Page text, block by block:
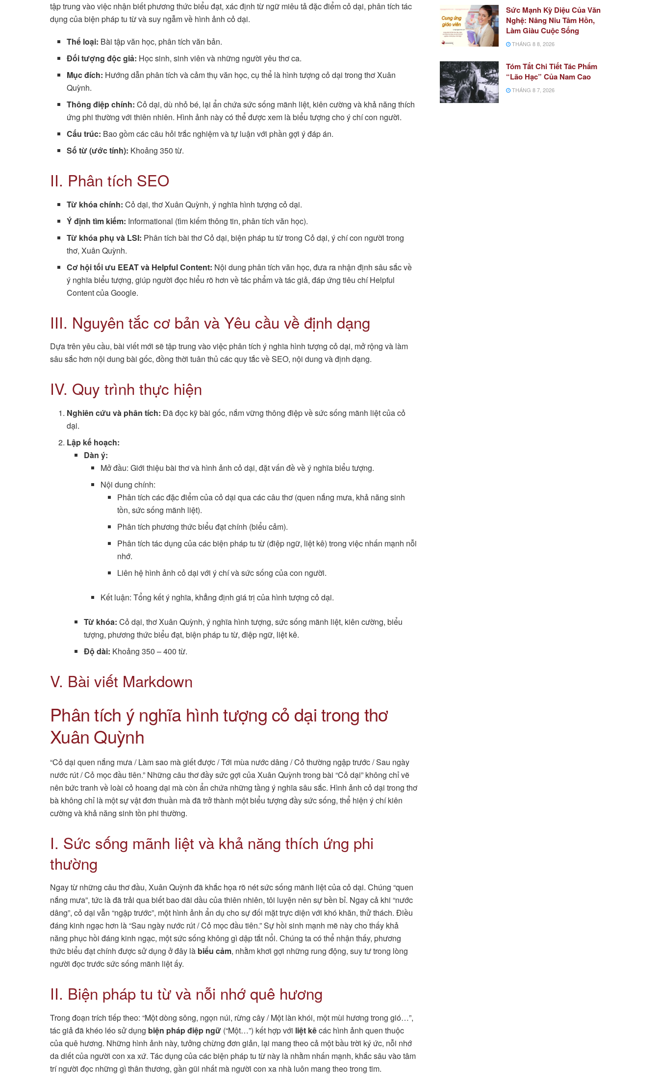
tập trung vào việc nhận biết phương thức biểu đạt, xác định từ ngữ miêu tả đặc điểm cỏ dại, phân tích tác
dụng của biện pháp tu từ và suy ngẫm về hình ảnh cỏ dại.
Thể loại: Bài tập văn học, phân tích văn bản.
Đối tượng độc giả: Học sinh, sinh viên và những người yêu thơ ca.
Mục đích: Hướng dẫn phân tích và cảm thụ văn học, cụ thể là hình tượng cỏ dại trong thơ Xuân
Quỳnh.
Thông điệp chính: Cỏ dại, dù nhỏ bé, lại ẩn chứa sức sống mãnh liệt, kiên cường và khả năng thích
ứng phi thường với thiên nhiên. Hình ảnh này có thể được xem là biểu tượng cho ý chí con người.
Cấu trúc: Bao gồm các câu hỏi trắc nghiệm và tự luận với phần gợi ý đáp án.
Số từ (ước tính): Khoảng 350 từ.
II. Phân tích SEO
Từ khóa chính: Cỏ dại, thơ Xuân Quỳnh, ý nghĩa hình tượng cỏ dại.
Ý định tìm kiếm: Informational (tìm kiếm thông tin, phân tích văn học).
Từ khóa phụ và LSI: Phân tích bài thơ Cỏ dại, biện pháp tu từ trong Cỏ dại, ý chí con người trong
thơ, Xuân Quỳnh.
Cơ hội tối ưu EEAT và Helpful Content: Nội dung phân tích văn học, đưa ra nhận định sâu sắc về
ý nghĩa biểu tượng, giúp người đọc hiểu rõ hơn về tác phẩm và tác giả, đáp ứng tiêu chí Helpful
Content của Google.
III. Nguyên tắc cơ bản và Yêu cầu về định dạng
Dựa trên yêu cầu, bài viết mới sẽ tập trung vào việc phân tích ý nghĩa hình tượng cỏ dại, mở rộng và làm
sâu sắc hơn nội dung bài gốc, đồng thời tuân thủ các quy tắc về SEO, nội dung và định dạng.
IV. Quy trình thực hiện
Nghiên cứu và phân tích: Đã đọc kỹ bài gốc, nắm vững thông điệp về sức sống mãnh liệt của cỏ
dại.
Lập kế hoạch:
Dàn ý:
Mở đầu: Giới thiệu bài thơ và hình ảnh cỏ dại, đặt vấn đề về ý nghĩa biểu tượng.
Nội dung chính:
Phân tích các đặc điểm của cỏ dại qua các câu thơ (quen nắng mưa, khả năng sinh
tồn, sức sống mãnh liệt).
Phân tích phương thức biểu đạt chính (biểu cảm).
Phân tích tác dụng của các biện pháp tu từ (điệp ngữ, liệt kê) trong việc nhấn mạnh nỗi
nhớ.
Liên hệ hình ảnh cỏ dại với ý chí và sức sống của con người.
Kết luận: Tổng kết ý nghĩa, khẳng định giá trị của hình tượng cỏ dại.
Từ khóa: Cỏ dại, thơ Xuân Quỳnh, ý nghĩa hình tượng, sức sống mãnh liệt, kiên cường, biểu
tượng, phương thức biểu đạt, biện pháp tu từ, điệp ngữ, liệt kê.
Độ dài: Khoảng 350 – 400 từ.
V. Bài viết Markdown
Phân tích ý nghĩa hình tượng cỏ dại trong thơ
Xuân Quỳnh
“Cỏ dại quen nắng mưa / Làm sao mà giết được / Tới mùa nước dâng / Cỏ thường ngập trước / Sau ngày
nước rút / Cỏ mọc đầu tiên.” Những câu thơ đầy sức gợi của Xuân Quỳnh trong bài “Cỏ dại” không chỉ vẽ
nên bức tranh về loài cỏ hoang dại mà còn ẩn chứa những tầng ý nghĩa sâu sắc. Hình ảnh cỏ dại trong thơ
bà không chỉ là một sự vật đơn thuần mà đã trở thành một biểu tượng đầy sức sống, thể hiện ý chí kiên
cường và khả năng sinh tồn phi thường.
I. Sức sống mãnh liệt và khả năng thích ứng phi
thường
Ngay từ những câu thơ đầu, Xuân Quỳnh đã khắc họa rõ nét sức sống mãnh liệt của cỏ dại. Chúng “quen
nắng mưa”, tức là đã trải qua biết bao dãi dầu của thiên nhiên, tôi luyện nên sự bền bỉ. Ngay cả khi “nước
dâng”, cỏ dại vẫn “ngập trước”, một hình ảnh ẩn dụ cho sự đối mặt trực diện với khó khăn, thử thách. Điều
đáng kinh ngạc hơn là “Sau ngày nước rút / Cỏ mọc đầu tiên.” Sự hồi sinh mạnh mẽ này cho thấy khả
năng phục hồi đáng kinh ngạc, một sức sống không gì dập tắt nổi. Chúng ta có thể nhận thấy, phương
thức biểu đạt chính được sử dụng ở đây là biểu cảm, nhằm khơi gợi những rung động, suy tư trong lòng
người đọc trước sức sống mãnh liệt ấy.
II. Biện pháp tu từ và nỗi nhớ quê hương
Trong đoạn trích tiếp theo: “Một dòng sông, ngọn núi, rừng cây / Một làn khói, một mùi hương trong gió…”,
tác giả đã khéo léo sử dụng biện pháp điệp ngữ (“Một…”) kết hợp với liệt kêcác hình ảnh quen thuộc
của quê hương. Những hình ảnh này, tưởng chừng đơn giản, lại mang theo cả một bầu trời ký ức, nỗi nhớ
da diết của người con xa xứ. Tác dụng của các biện pháp tu từ này là nhằm nhấn mạnh, khắc sâu vào tâm
trí người đọc những gì thân thương, gần gũi nhất mà người con xa nhà luôn mang theo trong tim.
Sức Mạnh Kỳ Diệu Của Văn
Nghệ: Nâng Niu Tâm Hồn,
Làm Giàu Cuộc Sống
THÁNG 8 8, 2026
Tóm Tắt Chi Tiết Tác Phẩm
“Lão Hạc” Của Nam Cao
THÁNG 8 7, 2026